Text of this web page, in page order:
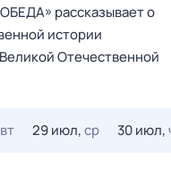
рассказывает о
истории
Отечественной
вт 29 июл,ср 30 июл,